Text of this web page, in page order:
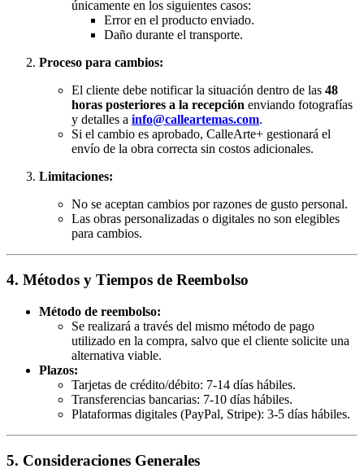
únicamente en los siguientes casos:
Error en el producto enviado.
Daño durante el transporte.
Proceso para cambios:
El cliente debe notificar la situación dentro de las 48
horas posteriores a la recepción enviando fotografías
y detalles a info@calleartemas.com.
Si el cambio es aprobado, CalleArte+ gestionará el
envío de la obra correcta sin costos adicionales.
Limitaciones:
No se aceptan cambios por razones de gusto personal.
Las obras personalizadas o digitales no son elegibles
para cambios.
4. Métodos y Tiempos de Reembolso
Método de reembolso:
Se realizará a través del mismo método de pago
utilizado en la compra, salvo que el cliente solicite una
alternativa viable.
Plazos:
Tarjetas de crédito/débito: 7-14 días hábiles.
Transferencias bancarias: 7-10 días hábiles.
Plataformas digitales (PayPal, Stripe): 3-5 días hábiles.
5. Consideraciones Generales